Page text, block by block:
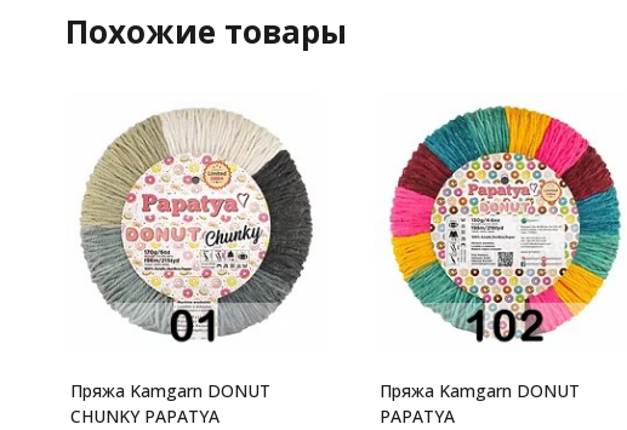
Похожие товары
Пряжа Kamgarn DONUT
CHUNKY PAPATYA
Пряжа Kamgarn DONUT
PAPATYA